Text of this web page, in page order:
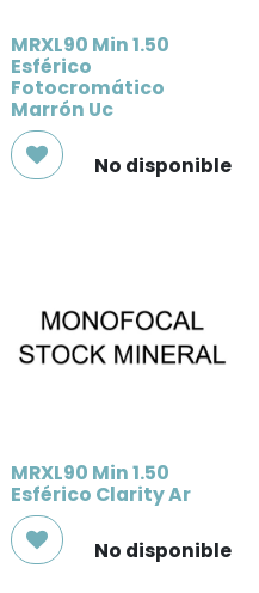
MRXL90 Min 1.50
Esférico
Fotocromático
Marrón Uc
No disponible
MRXL90 Min 1.50
Esférico Clarity Ar
No disponible